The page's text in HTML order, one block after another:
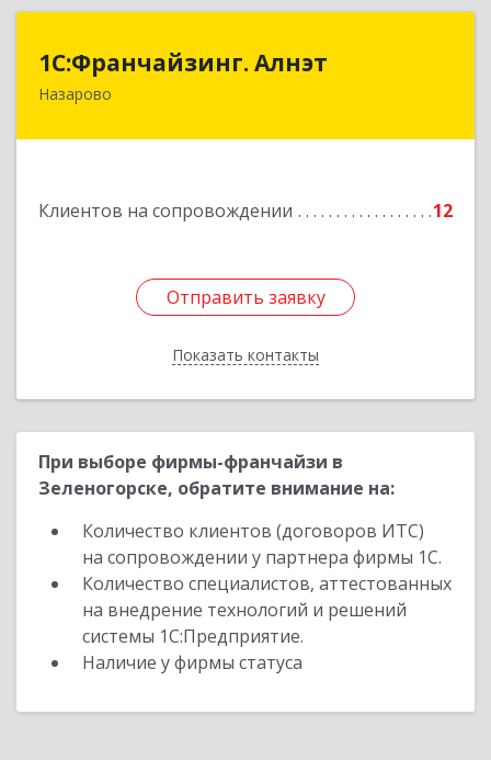
1С:Франчайзинг. Алнэт
Назарово
Клиентов на сопровождении 12
Отправить заявку
Показать контакты
1С:Франчайзинг. Алнэт
662200, Красноярский край, Назарово г,
Отправить заявку
Назад
При выборе фирмы-франчайзи в
Зеленогорске, обратите внимание на:
Количество клиентов (договоров ИТС)
на сопровождении у партнера фирмы 1С.
Количество специалистов, аттестованных
на внедрение технологий и решений
системы 1С:Предприятие.
Наличие у фирмы статуса